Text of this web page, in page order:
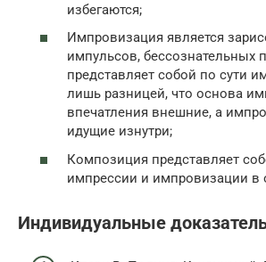
избегаются;
Импровизация является
импульсов, бессознательных
представляет собой по сути
лишь разницей, что основа
впечатления внешние, а
идущие изнутри;
Композиция представляет
импрессии и импровизации в
Индивидуальные